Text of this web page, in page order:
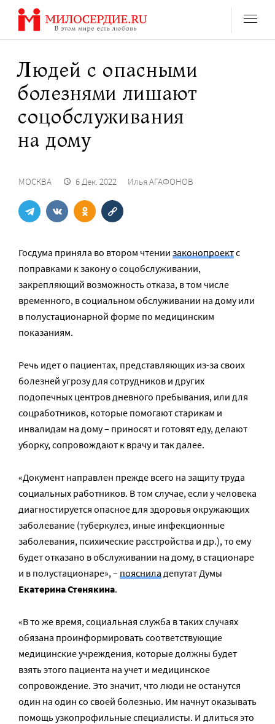
Перейти
содержанию
Людей с опасными
болезнями лишают
соцобслуживания
на дому
МОСКВА 6 Дек. 2022 Илья АГАФОНОВ
Госдума приняла во втором чтении законопроектс
поправками к закону о соцобслуживании,
закрепляющий возможность отказа, в том числе
временного, в социальном обслуживании на дому или
в полустационарной форме по медицинским
показаниям.
Речь идет о пациентах, представляющих из-за своих
болезней угрозу для сотрудников и других
подопечных центров дневного пребывания, или для
соцработников, которые помогают старикам и
инвалидам на дому – приносят и готовят еду, делают
уборку, сопровождают к врачу и так далее.
«Документ направлен прежде всего на защиту труда
социальных работников. В том случае, если у человека
диагностируется опасное для здоровья окружающих
заболевание (туберкулез, иные инфекционные
заболевания, психические расстройства и др.), то ему
будет отказано в обслуживании на дому, в стационаре
и в полустационаре», – поясниладепутат Думы
Екатерина Стенякина.
«В то же время, социальная служба в таких случаях
обязана проинформировать соответствующие
медицинские учреждения, которые должны будет
взять этого пациента на учет и медицинское
сопровождение. Это значит, что люди не останутся
один на один со своей болезнью. Им начнут оказывать
помощь узкопрофильные специалисты. И длиться это